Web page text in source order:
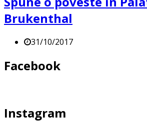
Brukenthal
31/10/2017
Facebook
Instagram